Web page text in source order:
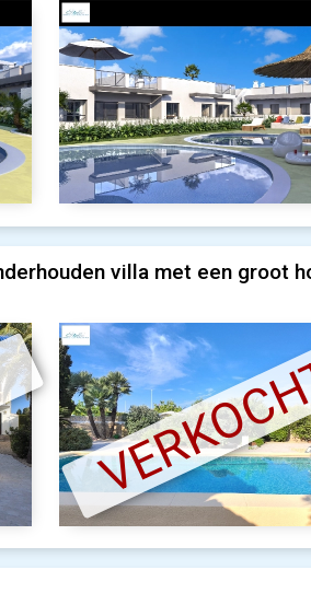
villa met een groot